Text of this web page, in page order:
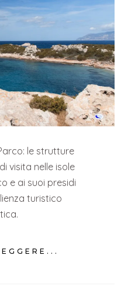
le strutture
visita nelle isole
e ai suoi presidi
turistico